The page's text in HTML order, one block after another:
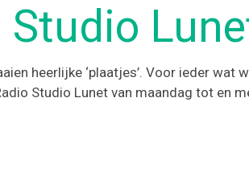
heerlijke ‘plaatjes’. Voor ieder wat
Studio Lunet van maandag tot en